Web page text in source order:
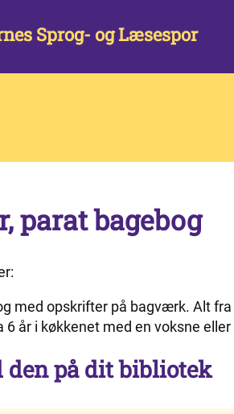
Sprog- og Læsespor
parat bagebog
med opskrifter på bagværk. Alt
6 år i køkkenet med en voksne
den på dit bibliotek